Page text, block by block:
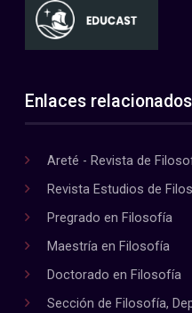
Enlaces relacionados
Areté - Revista de
Revista Estudios de
Pregrado en Filosofía
Maestría en Filosofía
Doctorado en Filosofía
Sección de Filosofía,